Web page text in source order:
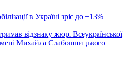
в Україні зріс до +13%
відзнаку жюрі Всеукраїнської
імені Михайла Слабошпицького